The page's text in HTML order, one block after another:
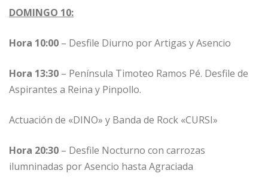
DOMINGO 10:
Hora 10:00 – Desfile Diurno por Artigas y Asencio
Hora 13:30 – Península Timoteo Ramos Pé. Desfile de
Aspirantes a Reina y Pinpollo.
Actuación de «DINO» y Banda de Rock «CURSI»
Hora 20:30 – Desfile Nocturno con carrozas
ilumninadas por Asencio hasta Agraciada